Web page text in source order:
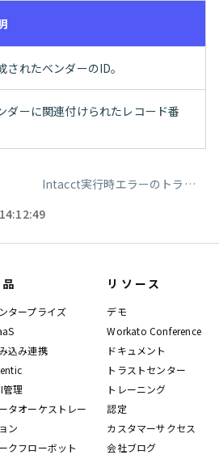
されたベンダーのID。
ダーに関連付けられたレコード番
Intacct実行時エラーのトラブルシューティング
タープライズ
込み連携
管理
タオーケストレー
ン
クフローボット
リソース
デモ
Workato Conference
ドキュメント
トラストセンター
トレーニング
認定
カスタマーサクセス
会社ブログ